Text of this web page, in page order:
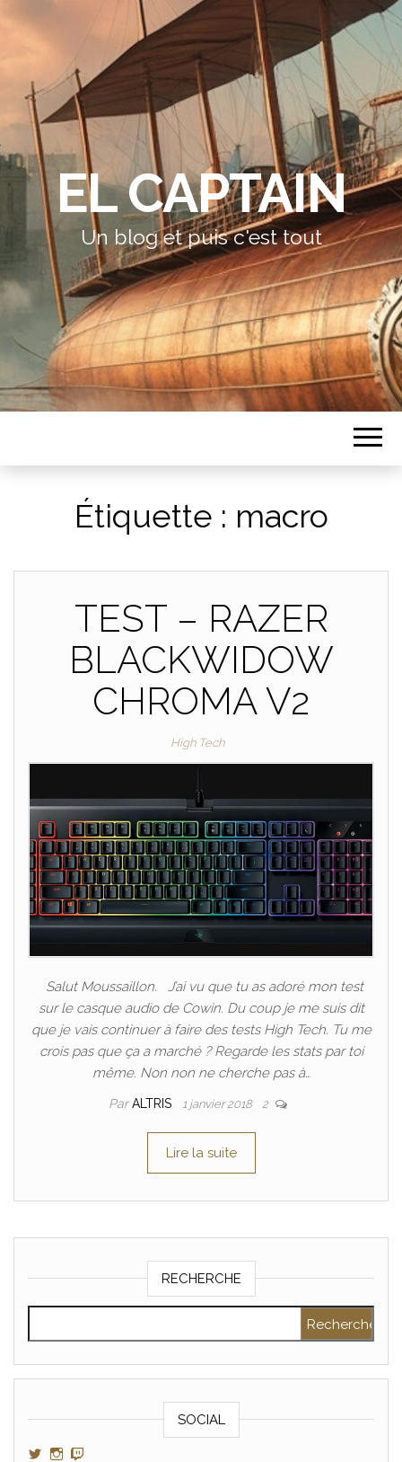
EL CAPTAIN
Un blog et puis c'est tout
Étiquette : macro
TEST – RAZER
BLACKWIDOW
CHROMA V2
High Tech
Salut Moussaillon. J’ai vu que tu as adoré mon test
sur le casque audio de Cowin. Du coup je me suis dit
que je vais continuer à faire des tests High Tech. Tu me
crois pas que ça a marché ? Regarde les stats par toi
même. Non non ne cherche pas à…
ParALTRIS 1 janvier 2018 2
Lire la suite
RECHERCHE
SOCIAL
Voir le profil de GamerAltris sur Twitter
Voir le profil de GamerAltris sur Instagram